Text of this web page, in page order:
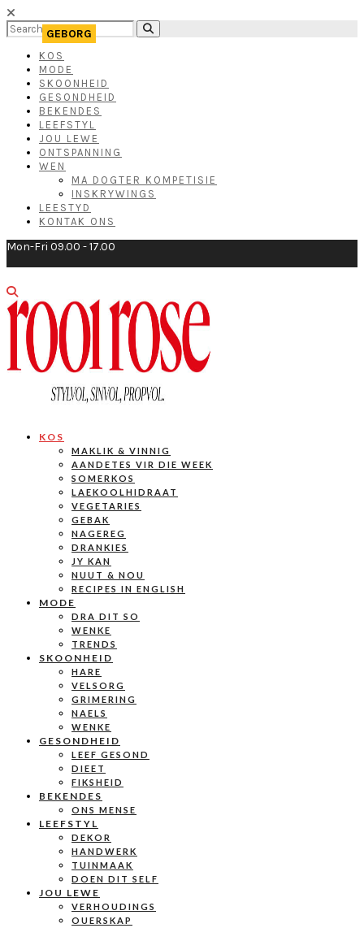
KOS
MODE
SKOONHEID
GESONDHEID
BEKENDES
LEEFSTYL
JOU LEWE
ONTSPANNING
WEN
MA DOGTER KOMPETISIE
INSKRYWINGS
LEESTYD
KONTAK ONS
Mon-Fri 09.00 - 17.00
KOS
MAKLIK & VINNIG
AANDETES VIR DIE WEEK
SOMERKOS
LAEKOOLHIDRAAT
VEGETARIES
GEBAK
NAGEREG
DRANKIES
JY KAN
NUUT & NOU
RECIPES IN ENGLISH
MODE
DRA DIT SO
WENKE
TRENDS
SKOONHEID
HARE
VELSORG
GRIMERING
NAELS
WENKE
GESONDHEID
LEEF GESOND
DIEET
FIKSHEID
BEKENDES
ONS MENSE
LEEFSTYL
DEKOR
HANDWERK
TUINMAAK
DOEN DIT SELF
JOU LEWE
VERHOUDINGS
OUERSKAP